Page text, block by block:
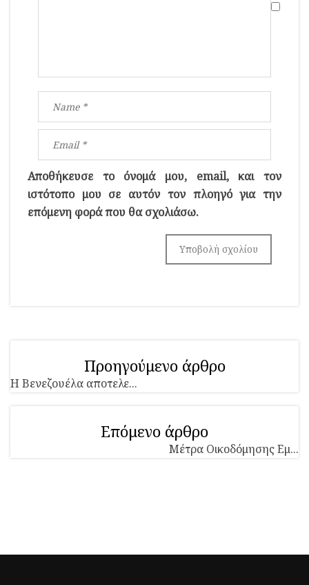
Αποθήκευσε το όνομά μου, email, και τον
ιστότοπο μου σε αυτόν τον πλοηγό για την
επόμενη φορά που θα σχολιάσω.
Προηγούμενο άρθρο
Η Βενεζουέλα αποτελε...
Επόμενο άρθρο
Μέτρα Οικοδόμησης Εμ...